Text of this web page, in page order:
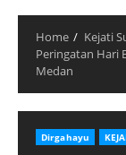
Home
Kejati
Peringatan Hari
Medan
Dirgahayu